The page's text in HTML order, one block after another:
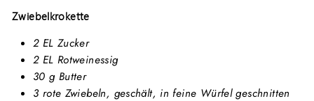
Zwiebelkrokette
2 EL Zucker
2 EL Rotweinessig
30 g Butter
3 rote Zwiebeln, geschält, in feine Würfel geschnitten